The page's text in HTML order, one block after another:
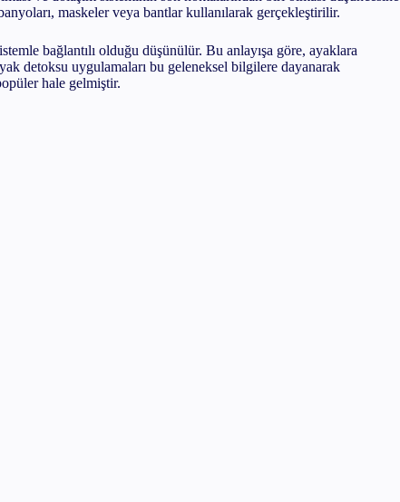
Yapılır?
Yapılır?
maskeler veya bantlar kullanılarak gerçekleştirilir.
bağlantılı olduğu düşünülür. Bu anlayışa göre, ayaklara
detoksu uygulamaları bu geleneksel bilgilere dayanarak
hale gelmiştir.